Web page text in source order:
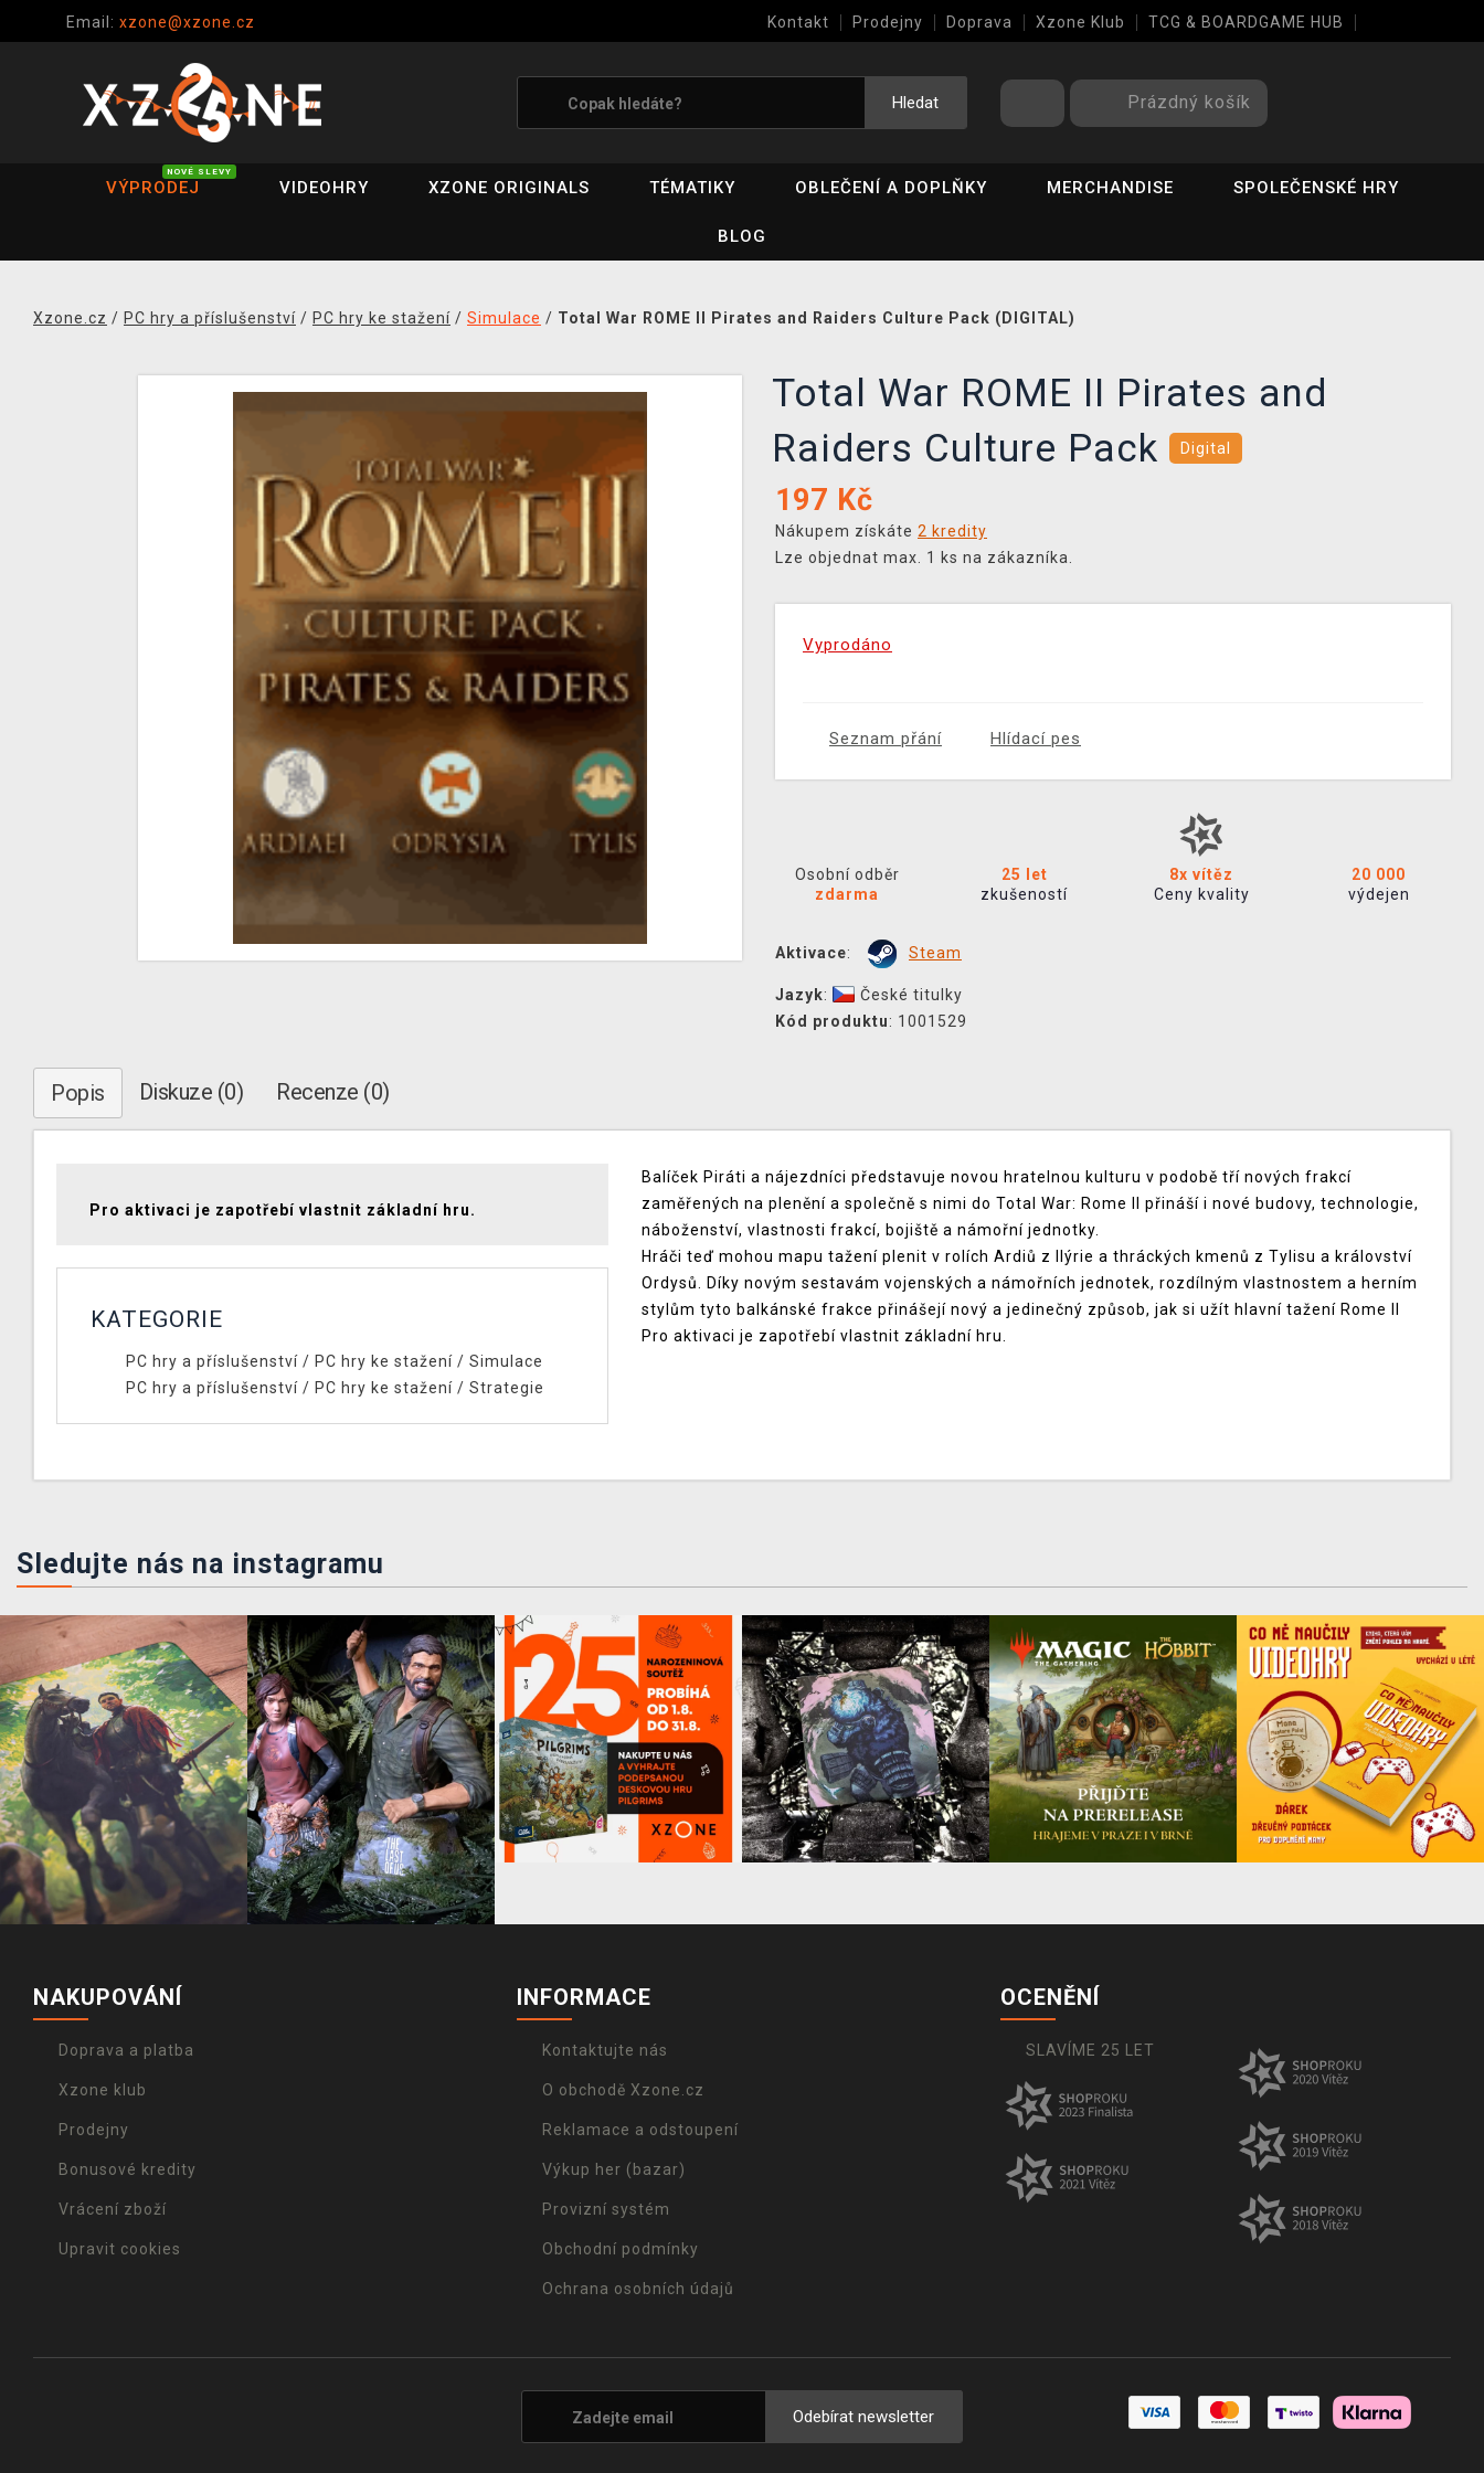
Email: xzone@xzone.cz Kontakt Prodejny Doprava Xzone Klub TCG & BOARDGAME HUB
Hledat Prázdný košík
VÝPRODEJ
NOVÉ SLEVY
VIDEOHRY XZONE ORIGINALS TÉMATIKY OBLEČENÍ A DOPLŇKY MERCHANDISE SPOLEČENSKÉ HRY
BLOG
Xzone.cz / PC hry a příslušenství / PC hry ke stažení / Simulace / Total War ROME II Pirates and Raiders Culture Pack (DIGITAL)
Total War ROME II Pirates and
Raiders Culture Pack
Digital
197 Kč
Nákupem získáte 2 kredity
Lze objednat max. 1 ks na zákazníka.
Vyprodáno
Seznam přání Hlídací pes
Osobní odběr
zdarma
25 let
zkušeností
8x vítěz
Ceny kvality
20 000
výdejen
Aktivace: Steam
Jazyk:
České titulky
Kód produktu: 1001529
Popis Diskuze (0) Recenze (0)
Pro aktivaci je zapotřebí vlastnit základní hru.
KATEGORIE
PC hry a příslušenství/ PC hry ke stažení/ Simulace
PC hry a příslušenství/ PC hry ke stažení/ Strategie
Balíček Piráti a nájezdníci představuje novou hratelnou kulturu v podobě tří nových frakcí
zaměřených na plenění a společně s nimi do Total War: Rome II přináší i nové budovy, technologie,
náboženství, vlastnosti frakcí, bojiště a námořní jednotky.
Hráči teď mohou mapu tažení plenit v rolích Ardiů z Ilýrie a thráckých kmenů z Tylisu a království
Ordysů. Díky novým sestavám vojenských a námořních jednotek, rozdílným vlastnostem a herním
stylům tyto balkánské frakce přinášejí nový a jedinečný způsob, jak si užít hlavní tažení Rome II
Pro aktivaci je zapotřebí vlastnit základní hru.
Sledujte nás na instagramu
NAKUPOVÁNÍ
Doprava a platba
Xzone klub
Prodejny
Bonusové kredity
Vrácení zboží
Upravit cookies
INFORMACE
Kontaktujte nás
O obchodě Xzone.cz
Reklamace a odstoupení
Výkup her (bazar)
Provizní systém
Obchodní podmínky
Ochrana osobních údajů
OCENĚNÍ
SLAVÍME 25 LET
Odebírat newsletter